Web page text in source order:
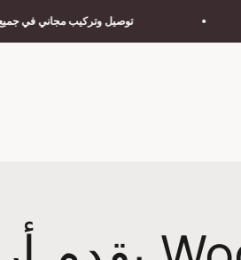
توصيل وتركيب مجاني في جميع أنحاء الإمارات